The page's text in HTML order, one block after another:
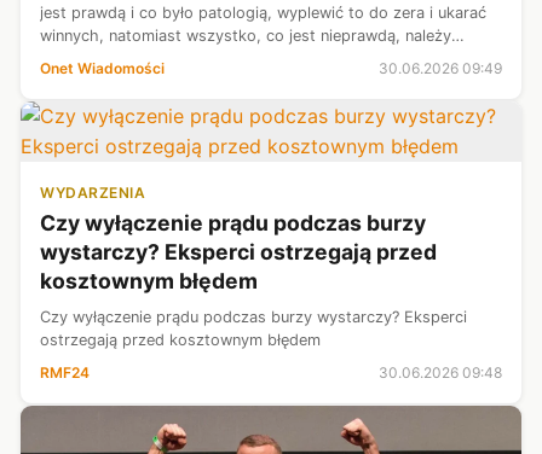
jest prawdą i co było patologią, wyplewić to do zera i ukarać
winnych, natomiast wszystko, co jest nieprawdą, należy
obnażyć i pokazać — mówi w programie "Onet Rano. Wiem"
Bartosz Arłukowi...
Onet Wiadomości 30.06.2026 09:49
WYDARZENIA
Czy wyłączenie prądu podczas burzy
wystarczy? Eksperci ostrzegają przed
kosztownym błędem
Czy wyłączenie prądu podczas burzy wystarczy? Eksperci
ostrzegają przed kosztownym błędem
RMF24
30.06.2026 09:48